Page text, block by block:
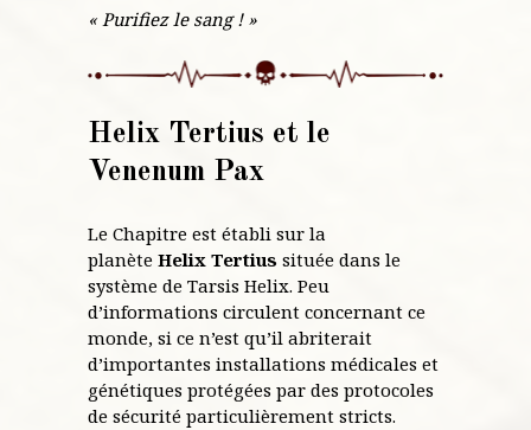
« Purifiez le sang ! »
Helix Tertius et le
Venenum Pax
Le Chapitre est établi sur la
planète Helix Tertius située dans le
système de Tarsis Helix. Peu
d’informations circulent concernant ce
monde, si ce n’est qu’il abriterait
d’importantes installations médicales et
génétiques protégées par des protocoles
de sécurité particulièrement stricts.